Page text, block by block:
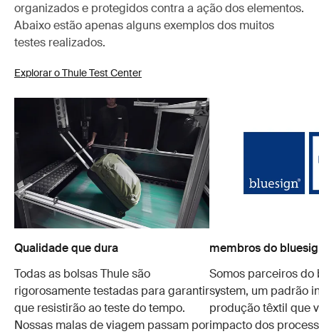
organizados e protegidos contra a ação dos elementos.
Abaixo estão apenas alguns exemplos dos muitos
testes realizados.
Explorar o Thule Test Center
Qualidade que dura
Todas as bolsas Thule são
rigorosamente testadas para garantir
que resistirão ao teste do tempo.
Nossas malas de viagem passam por
membros do
Somos parceiros
system, um padrão
produção têxtil que
impacto dos